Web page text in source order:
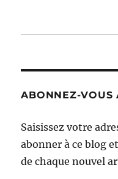
ABONNEZ-VOUS
Saisissez votre
abonner à ce blog
de chaque nouvel